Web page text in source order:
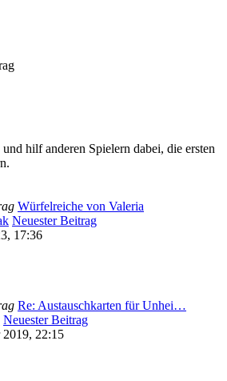
hilf anderen Spielern dabei, die ersten
Würfelreiche von Valeria
Neuester Beitrag
17:36
Re: Austauschkarten für Unhei…
Neuester Beitrag
22:15